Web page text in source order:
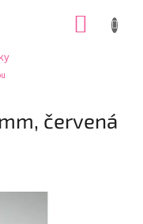
červená